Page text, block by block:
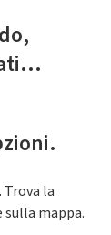
la
mappa.